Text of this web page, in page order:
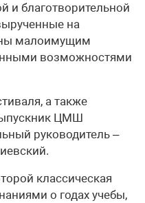
и благотворительной
на
малоимущим
возможностями
а также
ЦМШ
руководитель –
классическая
о годах учебы,